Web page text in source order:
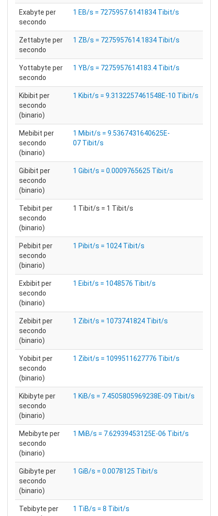
Exabyte per
secondo
1 EB/s = 7275957.6141834 Tibit/s
Zettabyte per
secondo
1 ZB/s = 7275957614.1834 Tibit/s
Yottabyte per
secondo
1 YB/s = 7275957614183.4 Tibit/s
Kibibit per
secondo
(binario)
1 Kibit/s = 9.3132257461548E-10 Tibit/s
Mebibit per
secondo
(binario)
1 Mibit/s = 9.5367431640625E-
07 Tibit/s
Gibibit per
secondo
(binario)
1 Gibit/s = 0.0009765625 Tibit/s
Tebibit per
secondo
(binario)
1 Tibit/s = 1 Tibit/s
Pebibit per
secondo
(binario)
1 Pibit/s = 1024 Tibit/s
Exbibit per
secondo
(binario)
1 Eibit/s = 1048576 Tibit/s
Zebibit per
secondo
(binario)
1 Zibit/s = 1073741824 Tibit/s
Yobibit per
secondo
(binario)
1 Zibit/s = 1099511627776 Tibit/s
Kibibyte per
secondo
(binario)
1 KiB/s = 7.4505805969238E-09 Tibit/s
Mebibyte per
secondo
(binario)
1 MiB/s = 7.62939453125E-06 Tibit/s
Gibibyte per
secondo
(binario)
1 GiB/s = 0.0078125 Tibit/s
Tebibyte per
1 TiB/s = 8 Tibit/s